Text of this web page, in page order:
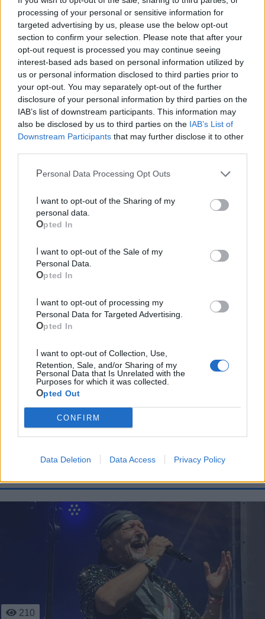
processing of your personal or sensitive information for
targeted advertising by us, please use the below opt-out
section to confirm your selection. Please note that after your
opt-out request is processed you may continue seeing
interest-based ads based on personal information utilized by
us or personal information disclosed to third parties prior to
your opt-out. You may separately opt-out of the further
disclosure of your personal information by third parties on the
IAB’s list of downstream participants. This information may
also be disclosed by us to third parties on the IAB’s List of
Downstream Participants that may further disclose it to other
Personal Data Processing Opt Outs
personal data.
Opted In
Personal Data.
Opted In
Personal Data for Targeted Advertising.
Opted In
Retention, Sale, and/or Sharing of my
Personal Data that Is Unrelated with the
Purposes for which it was collected.
Opted Out
CONFIRM
Data Deletion Data Access Privacy Policy
Cia Agricoltori Italiani | Puglia - Area Due
Scopri tutte le notizie, gli eventi e la Web TV di Cia Puglia - Area
Due Mari
Le ultime notizie di Massafra
210